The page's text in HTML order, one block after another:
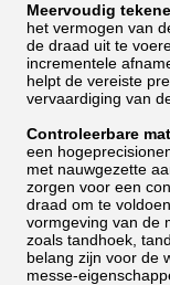
Meervoudig
het vermogen van
de draad uit te
incrementele
helpt de vereiste
vervaardiging van
Controleerbare
een
met nauwgezette
zorgen voor een
draad om te
vormgeving van de
zoals tandhoek,
belang zijn voor de
messe-